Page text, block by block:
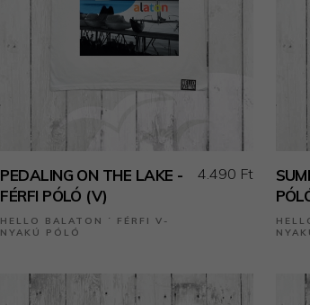
PEDALING ON THE LAKE -
FÉRFI PÓLÓ (V)
HELLO BALATON ˙ FÉRFI V-
NYAKÚ PÓLÓ
4.490 Ft